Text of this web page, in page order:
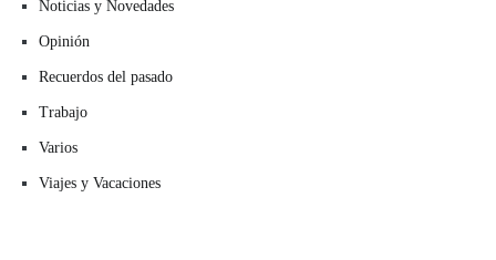
Noticias y Novedades
Opinión
Recuerdos del pasado
Trabajo
Varios
Viajes y Vacaciones